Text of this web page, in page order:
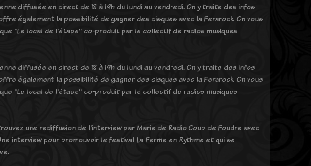
diffusée en direct de 18 à 19h du lundi au vendredi. On y traite des infos
également la possibilité de gagner des disques avec la Ferarock. On vous
"Le local de l'étape" co-produit par le collectif de radios musiques
diffusée en direct de 18 à 19h du lundi au vendredi. On y traite des infos
également la possibilité de gagner des disques avec la Ferarock. On vous
"Le local de l'étape" co-produit par le collectif de radios musiques
une rediffusion de l'interview par Marie de Radio Coup de Foudre avec
interview pour promouvoir le festival La Ferme en Rythme et qui se